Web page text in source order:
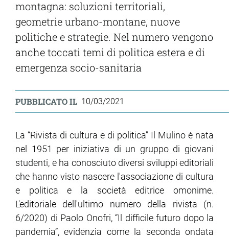
montagna: soluzioni territoriali,
geometrie urbano-montane, nuove
politiche e strategie. Nel numero vengono
anche toccati temi di politica estera e di
emergenza socio-sanitaria
PUBBLICATO IL 10/03/2021
La “Rivista di cultura e di politica” Il Mulino è nata
nel 1951 per iniziativa di un gruppo di giovani
studenti, e ha conosciuto diversi sviluppi editoriali
che hanno visto nascere l'associazione di cultura
e politica e la società editrice omonime.
L'editoriale dell'ultimo numero della rivista (n.
6/2020) di Paolo Onofri, “Il difficile futuro dopo la
pandemia”, evidenzia come la seconda ondata